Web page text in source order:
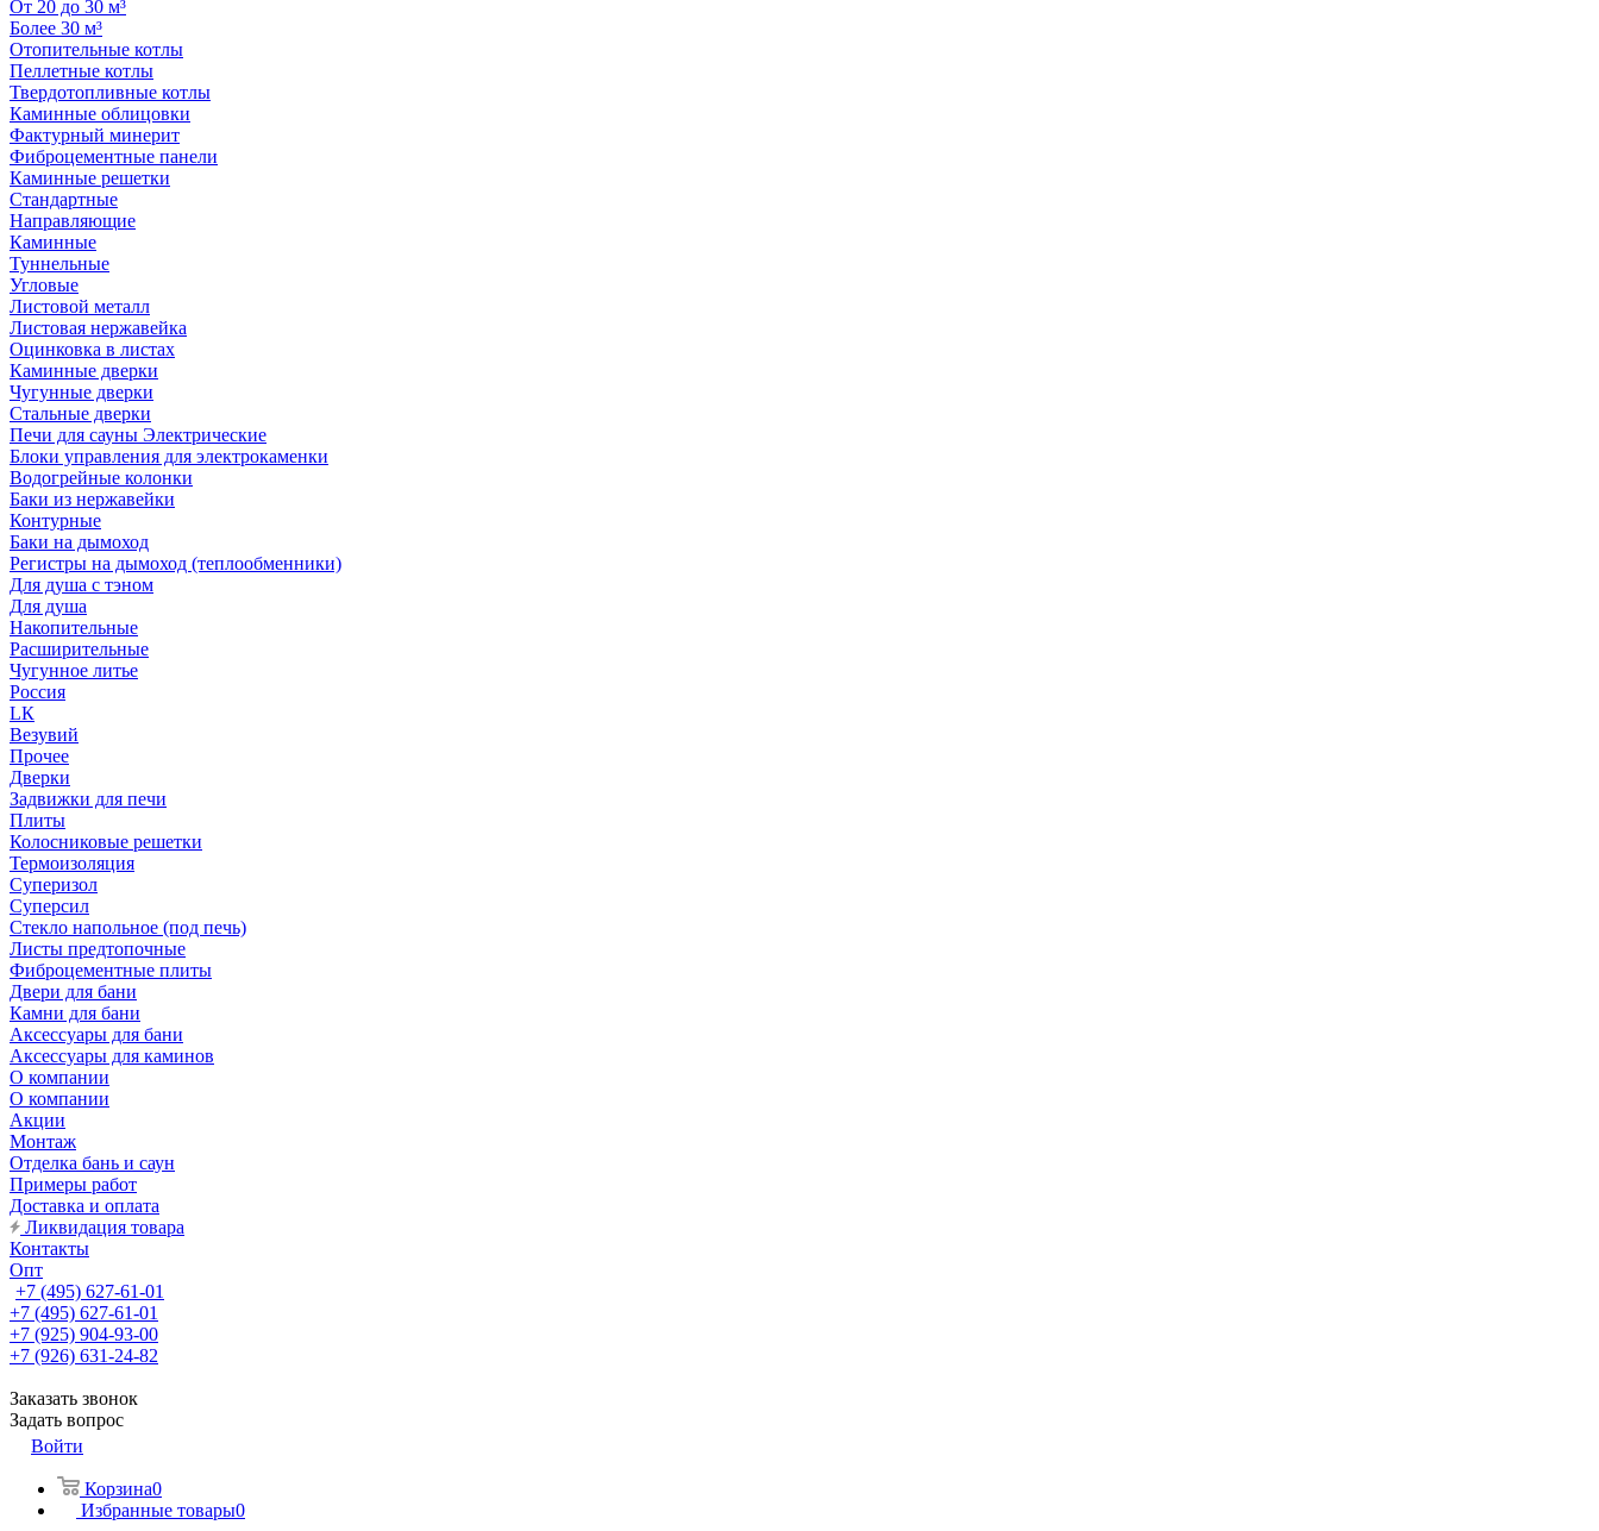
От 20 до 30 м³
Более 30 м³
Отопительные котлы
Пеллетные котлы
Твердотопливные котлы
Каминные облицовки
Фактурный минерит
Фиброцементные панели
Каминные решетки
Стандартные
Направляющие
Каминные
Туннельные
Угловые
Листовой металл
Листовая нержавейка
Оцинковка в листах
Каминные дверки
Чугунные дверки
Стальные дверки
Печи для сауны Электрические
Блоки управления для электрокаменки
Водогрейные колонки
Баки из нержавейки
Контурные
Баки на дымоход
Регистры на дымоход (теплообменники)
Для душа с тэном
Для душа
Накопительные
Расширительные
Чугунное литье
Россия
LК
Везувий
Прочее
Дверки
Задвижки для печи
Плиты
Колосниковые решетки
Термоизоляция
Суперизол
Суперсил
Стекло напольное (под печь)
Листы предтопочные
Фиброцементные плиты
Двери для бани
Камни для бани
Аксессуары для бани
Аксессуары для каминов
О компании
О компании
Акции
Монтаж
Отделка бань и саун
Примеры работ
Доставка и оплата
Ликвидация товара
Контакты
Опт
+7 (495) 627-61-01
+7 (495) 627-61-01
+7 (925) 904-93-00
+7 (926) 631-24-82
Заказать звонок
Задать вопрос
Войти
Корзина0
Избранные товары0